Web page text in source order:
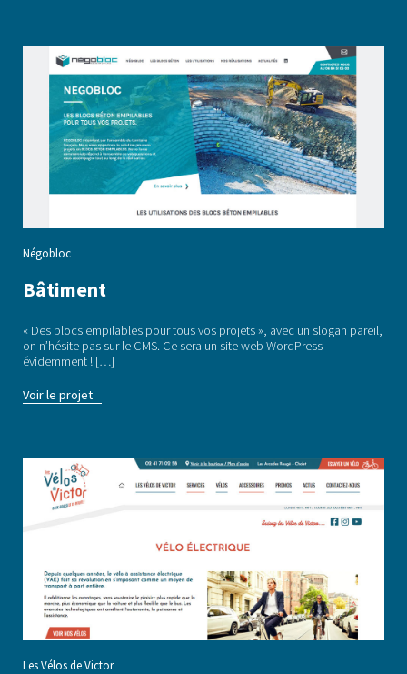
Négobloc
Bâtiment
« Des blocs empilables pour tous vos projets », avec un slogan pareil,
on n’hésite pas sur le CMS. Ce sera un site web WordPress
évidemment ! […]
Voir le projet
Les Vélos de Victor